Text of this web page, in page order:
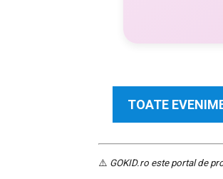
TOATE
⚠️ GOKID.ro este portal de